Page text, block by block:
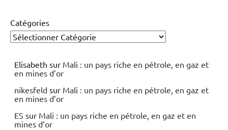
Catégories
Elisabeth sur Mali : un pays riche en pétrole, en gaz et
en mines d’or
nikesfeld sur Mali : un pays riche en pétrole, en gaz et
en mines d’or
ES sur Mali : un pays riche en pétrole, en gaz et en
mines d’or